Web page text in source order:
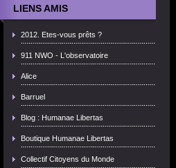
LIENS AMIS
2012. Etes-vous prêts ?
911 NWO - L'observatoire
Alice
Barruel
Blog : Humanae Libertas
Boutique Humanae Libertas
Collectif Citoyens du Monde